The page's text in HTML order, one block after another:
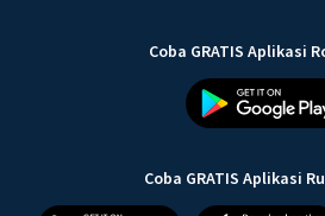
Coba GRATIS Aplikasi
Coba GRATIS Aplikasi